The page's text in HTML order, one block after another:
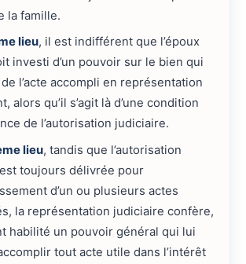
la famille.
lieu, il est indifférent que l’époux
investi d’un pouvoir sur le bien qui
de l’acte accompli en représentation
alors qu’il s’agit là d’une condition
de l’autorisation judiciaire.
lieu, tandis que l’autorisation
toujours délivrée pour
d’un ou plusieurs actes
la représentation judiciaire confère,
habilité un pouvoir général qui lui
tout acte utile dans l’intérêt